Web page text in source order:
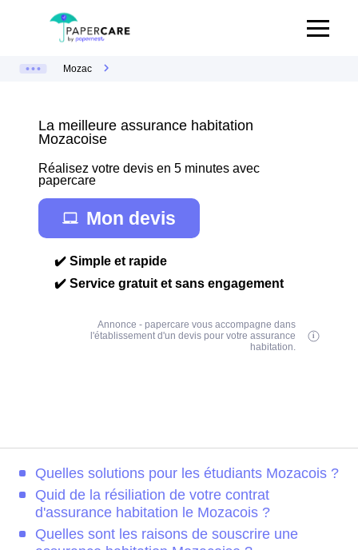
Mozac
La meilleure assurance habitation
Mozacoise
Réalisez votre devis en 5 minutes avec
papercare
Mon devis
✔️ Simple et rapide
✔️ Service gratuit et sans engagement
Annonce - papercare vous accompagne dans
l'établissement d'un devis pour votre assurance
habitation.
Quelles solutions pour les étudiants Mozacois ?
Quid de la résiliation de votre contrat
d'assurance habitation le Mozacois ?
Quelles sont les raisons de souscrire une